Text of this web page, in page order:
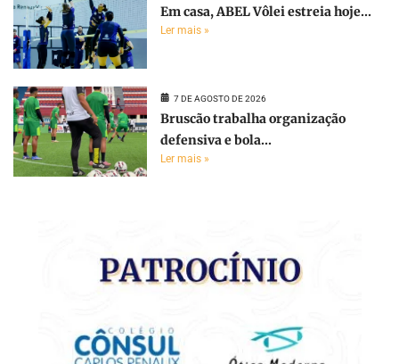
Em casa, ABEL Vôlei estreia hoje...
Ler mais »
7 DE AGOSTO DE 2026
Bruscão trabalha organização
defensiva e bola...
Ler mais »